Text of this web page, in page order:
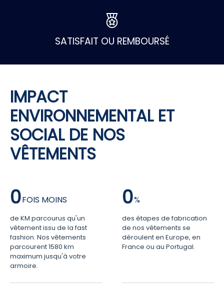
SATISFAIT OU REMBOURSÉ
IMPACT
ENVIRONNEMENTAL ET
SOCIAL DE NOS
VÊTEMENTS
0
de KM parcourus qu'un
vêtement issu de la fast
fashion. Nos vêtements
parcourent 1580 km
maximum jusqu'à votre
armoire.
0
des étapes de fabrication
de nos vêtements se
déroulent en Europe, en
France ou au Portugal.